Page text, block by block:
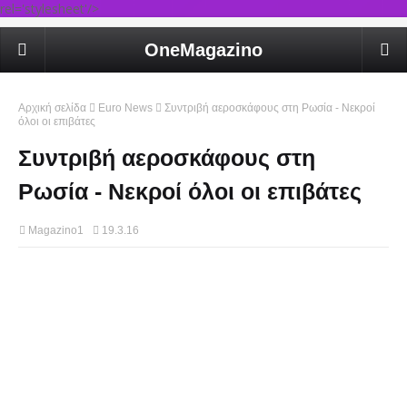
rel='stylesheet'/>
OneMagazino
Αρχική σελίδα Euro News
Συντριβή αεροσκάφους στη Ρωσία - Νεκροί
όλοι οι επιβάτες
Συντριβή αεροσκάφους στη
Ρωσία - Νεκροί όλοι οι επιβάτες
Magazino1 19.3.16